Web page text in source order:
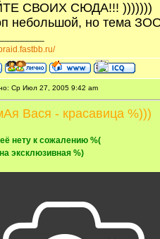
СВОИХ СЮДА!!! )))))))
небольшой, но тема
Ср Июл 27, 2005 9:42 am
Вася - красавица %)))
нету к сожалению %(
эксклюзивная %)